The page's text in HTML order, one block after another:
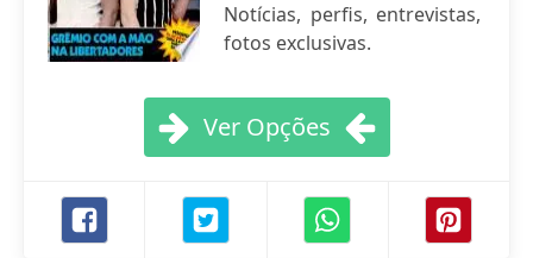
Notícias, perfis, entrevistas,
fotos exclusivas.
Ver Opções